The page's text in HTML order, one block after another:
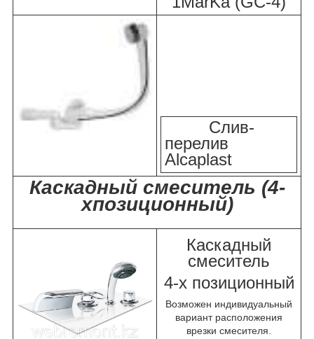
Слив-
перелив
Alcaplast
Каскадный смеситель (4-
хпозиционный)
Каскадный
смеситель
4-х позиционный
Возможен индивидуальный
вариант расположения
врезки смесителя.